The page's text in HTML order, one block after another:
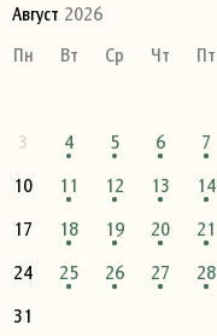
Август 2026
Пн
Вт Ср Чт Пт
3
4 5 6 7
10
11 12 13 14
17
18 19 20 21
24
25 26 27 28
31